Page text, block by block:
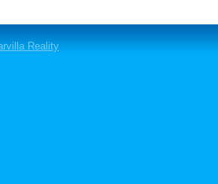
Reality